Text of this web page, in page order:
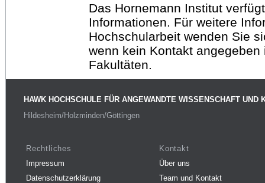
Das Hornemann Institut
Informationen. Für weitere
Hochschularbeit wenden Sie
wenn kein Kontakt
Fakultäten.
HAWK HOCHSCHULE FÜR ANGEWANDTE WISSENSCHAFT UND
Hildesheim/Holzminden/Göttingen
Rechtliches
Impressum
Datenschutzerklärung
Kontakt
Über uns
Team und Kontakt